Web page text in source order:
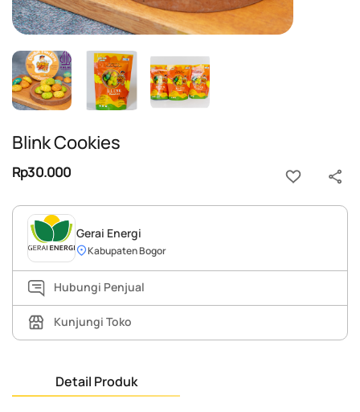
Blink Cookies
Rp30.000
Gerai Energi
Kabupaten Bogor
Hubungi Penjual
Kunjungi Toko
Detail Produk